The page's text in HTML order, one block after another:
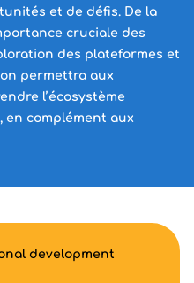
et de défis. De la
cruciale des
des plateformes et
permettra aux
l’écosystème
en complément aux
development